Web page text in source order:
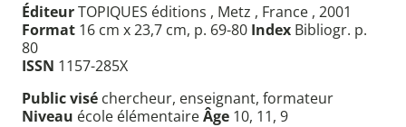
ÉditeurTOPIQUES éditions , Metz , France , 2001
Format 16 cm x 23,7 cm, p. 69-80 Index Bibliogr. p.
80
ISSN 1157-285X
Public visé chercheur, enseignant, formateur
Niveau école élémentaireÂge 10, 11, 9